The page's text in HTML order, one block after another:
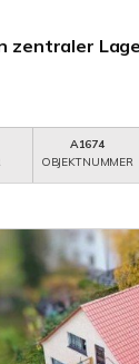
zentraler
A1674
OBJEKTNUMMER